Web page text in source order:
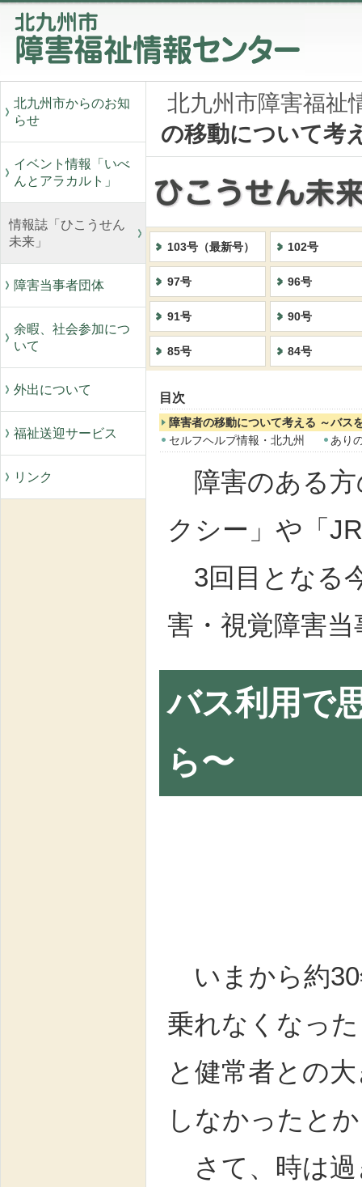
北九州市からのお知
らせ
イベント情報「いべ
んとアラカルト」
情報誌「ひこうせん
未来」
障害当事者団体
余暇、社会参加につ
いて
外出について
福祉送迎サービス
リンク
北九州市障害福祉
の移動について考
103号（最新号） 102号
97号 96号
91号 90号
85号 84号
目次
障害者の移動について考える ～バス
セルフヘルプ情報・北九州
あり
障害のある方
クシー」や「
3回目となる
害・視覚障害
バス利用で
ら〜
いまから約30
乗れなくなっ
と健常者との
しなかったと
さて、時は過